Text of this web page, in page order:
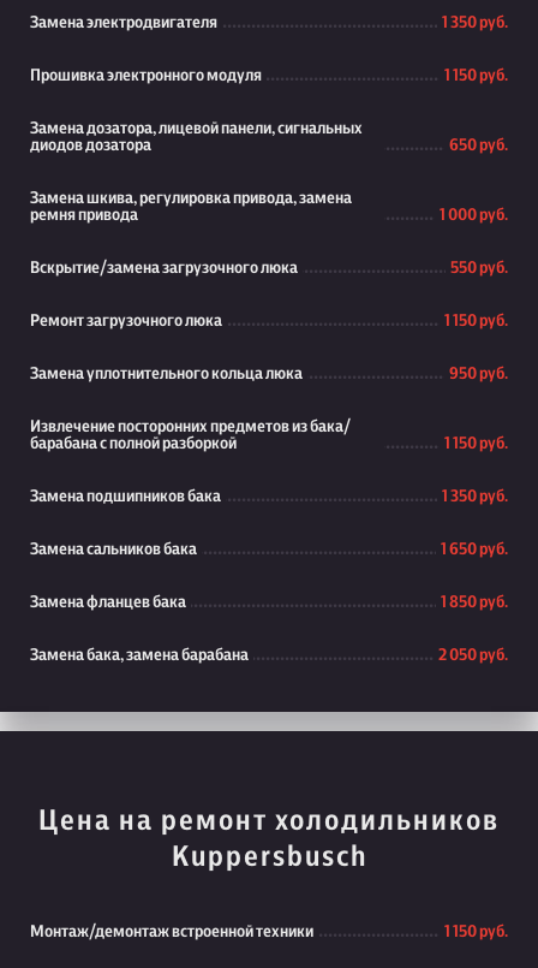
Замена электродвигателя 1 350 руб.
Прошивка электронного модуля 1 150 руб.
Замена дозатора, лицевой панели, сигнальных
диодов дозатора
650 руб.
Замена шкива, регулировка привода, замена
ремня привода
1 000 руб.
Вскрытие/замена загрузочного люка 550 руб.
Ремонт загрузочного люка 1 150 руб.
Замена уплотнительного кольца люка 950 руб.
Извлечение посторонних предметов из бака/
барабана с полной разборкой
1 150 руб.
Замена подшипников бака 1 350 руб.
Замена сальников бака 1 650 руб.
Замена фланцев бака 1 850 руб.
Замена бака, замена барабана 2 050 руб.
Цена на ремонт холодильников
Kuppersbusch
Монтаж/демонтаж встроенной техники 1 150 руб.